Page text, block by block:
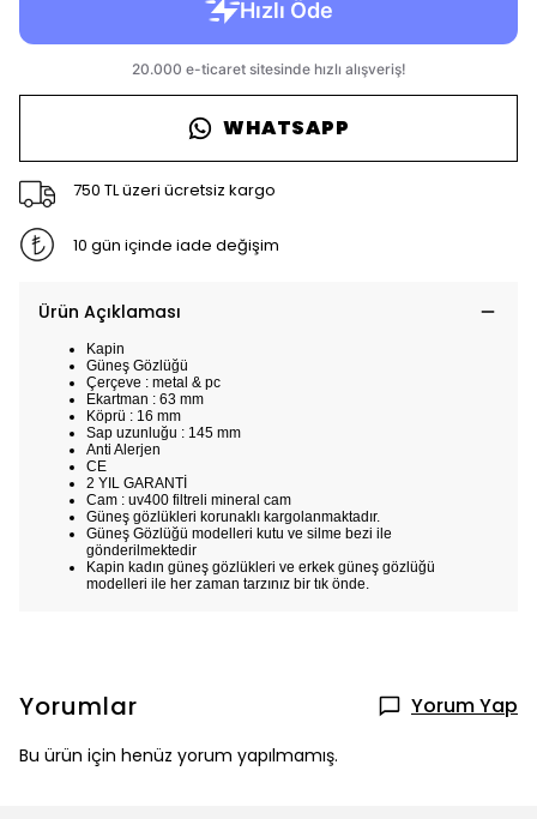
WHATSAPP
750 TL üzeri ücretsiz kargo
10 gün içinde iade değişim
Ürün Açıklaması
Kapin
Güneş Gözlüğü
Çerçeve : metal & pc
Ekartman : 63 mm
Köprü : 16 mm
Sap uzunluğu : 145 mm
Anti Alerjen
CE
2 YIL GARANTİ
Cam : uv400 filtreli mineral cam
Güneş gözlükleri korunaklı kargolanmaktadır.
Güneş Gözlüğü modelleri kutu ve silme bezi ile
gönderilmektedir
Kapin kadın güneş gözlükleri ve erkek güneş gözlüğü
modelleri ile her zaman tarzınız bir tık önde.
Yorumlar Yorum Yap
Bu ürün için henüz yorum yapılmamış.